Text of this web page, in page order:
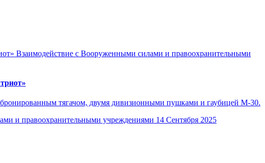
Взаимодействие с Вооруженными силами и правоохранительными
тягачом, двумя дивизионными пушками и гаубицей М-30.
и правоохранительными учреждениями 14 Сентября 2025